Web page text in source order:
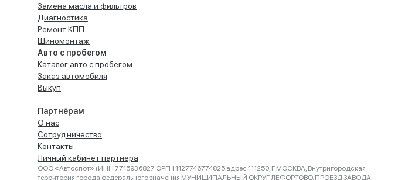
Замена масла и фильтров
Диагностика
Ремонт КПП
Шиномонтаж
Авто с пробегом
Каталог авто с пробегом
Заказ автомобиля
Выкуп
Партнёрам
О нас
Сотрудничество
Контакты
Личный кабинет партнера
ООО «Автоспот» (ИНН 7715936827 ОРГН 1127746774825 адрес 111250, Г.МОСКВА, Внутригородская
территория города федерального значения МУНИЦИПАЛЬНЫЙ ОКРУГ ЛЕФОРТОВО, ПРОЕЗД ЗАВОДА